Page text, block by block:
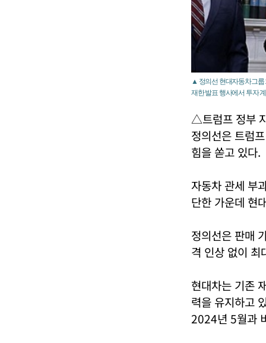
▲ 정의선 현대자동차그룹
재한 발표 행사에서 투자
△트럼프 정부
정의선은 트럼
힘을 쏟고 있다.
자동차 관세 부
단한 가운데 현
정의선은 판매
격 인상 없이 최
현대차는 기존
력을 유지하고
2024년 5월과